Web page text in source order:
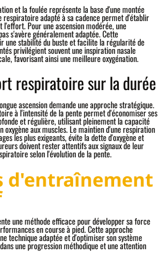
et la foulée représente la base d'une montée
respiratoire adapté à sa cadence permet d'établir
Pour une ascension modérée, une
s'avère généralement adaptée. Cette
une stabilité du buste et facilite la régularité de
privilégient souvent une inspiration nasale
favorisant ainsi une meilleure oxygénation.
respiratoire sur la durée
ascension demande une approche stratégique.
à l'intensité de la pente permet d'économiser ses
et régulière, utilisant pleinement la capacité
aux muscles. Le maintien d'une respiration
les plus exigeants, évite la dette d'oxygène et
doivent rester attentifs aux signaux de leur
selon l'évolution de la pente.
d'entraînement
une méthode efficace pour développer sa force
en course à pied. Cette approche
technique adaptée et d'optimiser son système
une progression méthodique et une attention